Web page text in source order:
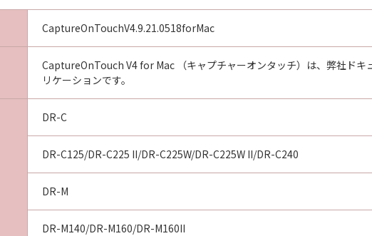
CaptureOnTouchV4.9.21.0518forMac
CaptureOnTouch V4 for Mac （キャプチャーオンタッチ）は、弊社ド
リケーションです。
DR-C
DR-C125/DR-C225 II/DR-C225W/DR-C225W II/DR-C240
DR-M
DR-M140/DR-M160/DR-M160II